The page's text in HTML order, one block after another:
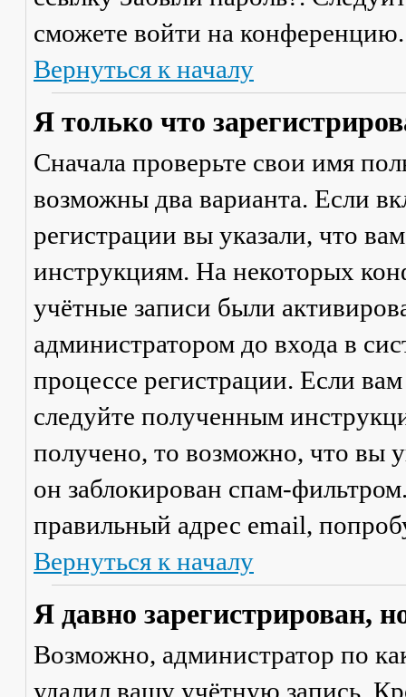
сможете войти на конференцию.
Вернуться к началу
Я только что
Сначала проверьте свои имя
возможны два варианта. Если
регистрации вы указали, что
инструкциям. На некоторых
учётные записи были
администратором до входа в
процессе регистрации. Если
следуйте полученным
получено, то возможно, что вы
он заблокирован спам-
правильный адрес email,
Вернуться к началу
Я давно зарегистрирован,
Возможно, администратор по
удалил вашу учётную запись.